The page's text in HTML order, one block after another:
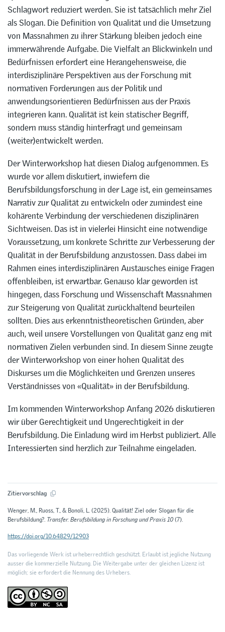
Schlagwort reduziert werden. Sie ist tatsächlich mehr Ziel
als Slogan. Die Definition von Qualität und die Umsetzung
von Massnahmen zu ihrer Stärkung bleiben jedoch eine
immerwährende Aufgabe. Die Vielfalt an Blickwinkeln und
Bedürfnissen erfordert eine Herangehensweise, die
interdisziplinäre Perspektiven aus der Forschung mit
normativen Forderungen aus der Politik und
anwendungsorientieren Bedürfnissen aus der Praxis
integrieren kann. Qualität ist kein statischer Begriff,
sondern muss ständig hinterfragt und gemeinsam
(weiter)entwickelt werden.
Der Winterworkshop hat diesen Dialog aufgenommen. Es
wurde vor allem diskutiert, inwiefern die
Berufsbildungsforschung in der Lage ist, ein gemeinsames
Narrativ zur Qualität zu entwickeln oder zumindest eine
kohärente Verbindung der verschiedenen disziplinären
Sichtweisen. Das ist in vielerlei Hinsicht eine notwendige
Voraussetzung, um konkrete Schritte zur Verbesserung der
Qualität in der Berufsbildung anzustossen. Dass dabei im
Rahmen eines interdisziplinären Austausches einige Fragen
offenbleiben, ist erwartbar. Genauso klar geworden ist
hingegen, dass Forschung und Wissenschaft Massnahmen
zur Steigerung von Qualität zurückhaltend beurteilen
sollten. Dies aus erkenntnistheoretischen Gründen, aber
auch, weil unsere Vorstellungen von Qualität ganz eng mit
normativen Zielen verbunden sind. In diesem Sinne zeugte
der Winterworkshop von einer hohen Qualität des
Diskurses um die Möglichkeiten und Grenzen unseres
Verständnisses von «Qualität» in der Berufsbildung.
Im kommenden Winterworkshop Anfang 2026 diskutieren
wir über Gerechtigkeit und Ungerechtigkeit in der
Berufsbildung. Die Einladung wird im Herbst publiziert. Alle
Interessierten sind herzlich zur Teilnahme eingeladen.
Zitiervorschlag
Wenger, M., Ruoss, T., & Bonoli, L. (2025). Qualität! Ziel oder Slogan für die
Berufsbildung?. Transfer. Berufsbildung in Forschung und Praxis 10(7).
https://doi.org/10.64829/12903
Das vorliegende Werk ist urheberrechtlich geschützt. Erlaubt ist jegliche Nutzung
ausser die kommerzielle Nutzung. Die Weitergabe unter der gleichen Lizenz ist
möglich; sie erfordert die Nennung des Urhebers.